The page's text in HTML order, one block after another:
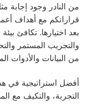
من النادر وجود إجابة
قراراتكم مع أهداف
بعد اختيارها. تكافئ
والتجريب المستمر
من البيانات والأدوات
أفضل استراتيجية في
التجربة، والتكيف مع